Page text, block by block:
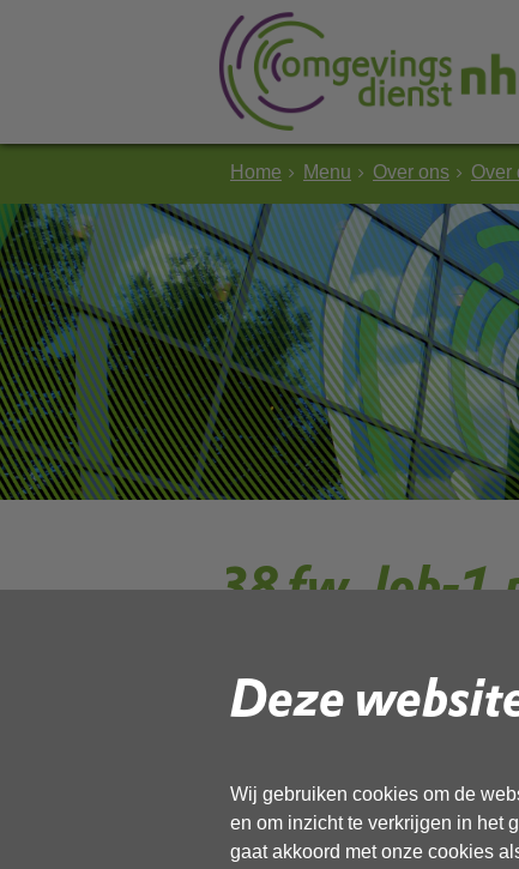
Deze
Wij gebruiken cookies om de
en om inzicht te verkrijgen in het
gaat akkoord met onze cookies
Home Menu Over ons Over
38 fw_lob-
Gebruik de onderstaande link om
Deel deze pagina